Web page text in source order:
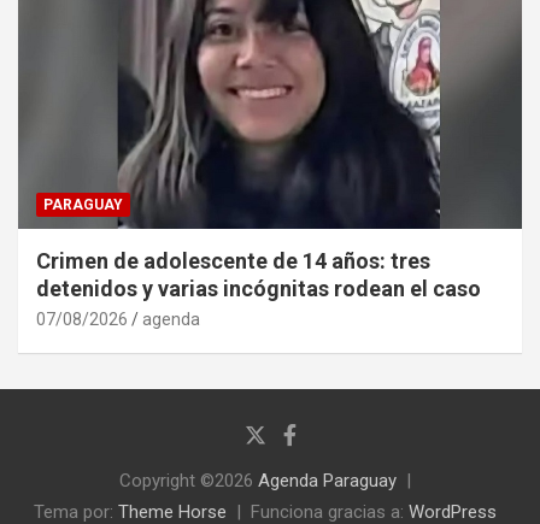
PARAGUAY
Crimen de adolescente de 14 años: tres
detenidos y varias incógnitas rodean el caso
07/08/2026 agenda
Copyright ©2026 Agenda Paraguay
Tema por: Theme Horse Funciona gracias a: WordPress